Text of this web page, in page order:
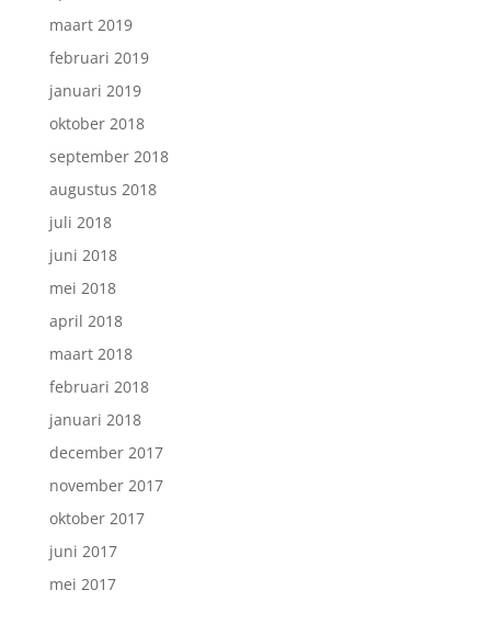
maart 2019
februari 2019
januari 2019
oktober 2018
september 2018
augustus 2018
juli 2018
juni 2018
mei 2018
april 2018
maart 2018
februari 2018
januari 2018
december 2017
november 2017
oktober 2017
juni 2017
mei 2017